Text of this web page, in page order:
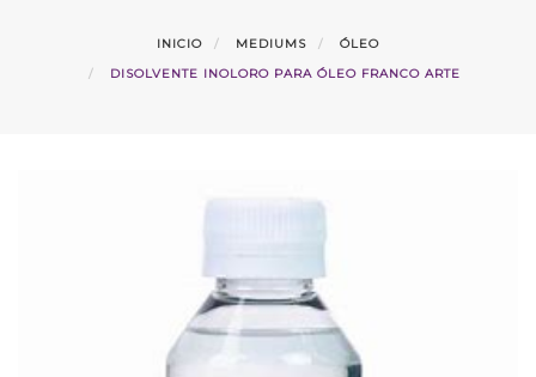
INICIO MEDIUMS
ÓLEO
DISOLVENTE INOLORO PARA ÓLEO FRANCO ARTE